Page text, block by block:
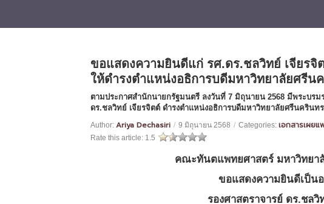
ขอแสดงความยินดีแก่ รศ.ดร.ชลวิทย์ เจียรจิ
ให้ดำรงตำแหน่งอธิการบดีมหาวิทยาลัยศรีน
ตามประกาศสำนักนายกรัฐมนตรี ลงวันที่ 7 มิถุนายน 2568 มีพระบรม
ดร.ชลวิทย์ เจียรจิตต์ ดำรงตำแหน่งอธิการบดีมหาวิทยาลัยศรีนคริน
Author: Ariya Dechasiri / 9 มิถุนายน 2568 / Categories: เอกสารเผยแ
Rate this article: 1.5
คณะทันตแพทยศาสตร์ มหาวิทยา
ขอแสดงความยินดีเป็น
รองศาสตราจารย์ ดร.ชลวิ